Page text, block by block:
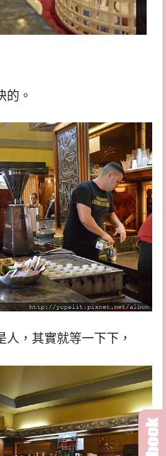
的。
，其實就等一下下，